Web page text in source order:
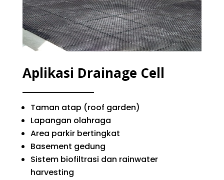
Aplikasi Drainage Cell
Taman atap (roof garden)
Lapangan olahraga
Area parkir bertingkat
Basement gedung
Sistem biofiltrasi dan rainwater
harvesting